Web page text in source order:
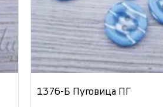
1376-Б Пуговица ПГ